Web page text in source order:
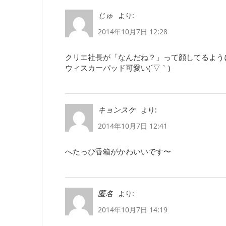
じゅ
より:
2014年10月7日 12:28
クリエ社長が「なんだね？」って顔してるよう
ウィスカーパッド可愛い(´▽｀)
キョンスケ
より:
2014年10月7日 12:41
へたっぴ香箱がかわいいです〜
匿名
より:
2014年10月7日 14:19